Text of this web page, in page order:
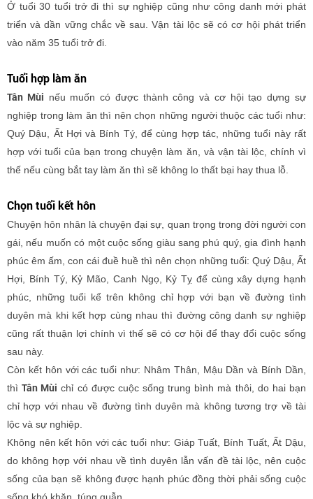
Ở tuổi 30 tuổi trở đi thì sự nghiệp cũng như công danh mới phát
triển và dần vững chắc về sau. Vận tài lộc sẽ có cơ hội phát triển
vào năm 35 tuổi trở đi.
Tuổi hợp làm ăn
Tân Mùi nếu muốn có được thành công và cơ hội tạo dựng sự
nghiệp trong làm ăn thì nên chọn những người thuộc các tuổi như:
Quý Dậu, Ất Hợi và Bính Tý, để cùng hợp tác, những tuổi này rất
hợp với tuổi của bạn trong chuyện làm ăn, và vận tài lộc, chính vì
thế nếu cùng bắt tay làm ăn thì sẽ không lo thất bại hay thua lỗ.
Chọn tuổi kết hôn
Chuyện hôn nhân là chuyện đại sự, quan trọng trong đời người con
gái, nếu muốn có một cuộc sống giàu sang phú quý, gia đình hạnh
phúc êm ấm, con cái đuề huề thì nên chọn những tuổi: Quý Dậu, Ất
Hợi, Bính Tý, Kỷ Mão, Canh Ngọ, Kỷ Tỵ để cùng xây dựng hạnh
phúc, những tuổi kể trên không chỉ hợp với bạn về đường tình
duyên mà khi kết hợp cùng nhau thì đường công danh sự nghiệp
cũng rất thuận lợi chính vì thế sẽ có cơ hội để thay đổi cuộc sống
sau này.
Còn kết hôn với các tuổi như: Nhâm Thân, Mậu Dần và Bính Dần,
thìTân Mùi chỉ có được cuộc sống trung bình mà thôi, do hai bạn
chỉ hợp với nhau về đường tình duyên mà không tương trợ về tài
lộc và sự nghiệp.
Không nên kết hôn với các tuổi như: Giáp Tuất, Bính Tuất, Ất Dậu,
do không hợp với nhau về tình duyên lẫn vấn đề tài lộc, nên cuộc
sống của bạn sẽ không được hạnh phúc đồng thời phải sống cuộc